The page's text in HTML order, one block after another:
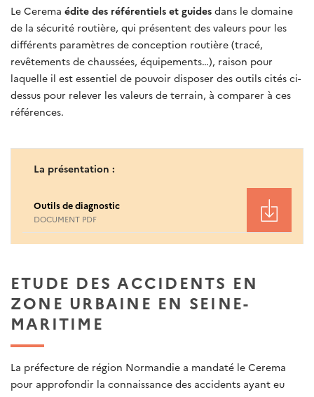
Le Cerema édite des référentiels et guides dans le domaine
de la sécurité routière, qui présentent des valeurs pour les
différents paramètres de conception routière (tracé,
revêtements de chaussées, équipements…), raison pour
laquelle il est essentiel de pouvoir disposer des outils cités ci-
dessus pour relever les valeurs de terrain, à comparer à ces
références.
La présentation :
Outils de diagnostic
DOCUMENT PDF
ETUDE DES ACCIDENTS EN
ZONE URBAINE EN SEINE-
MARITIME
La préfecture de région Normandie a mandaté le Cerema
pour approfondir la connaissance des accidents ayant eu